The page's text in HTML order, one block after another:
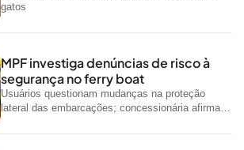
gatos
MPF investiga denúncias de risco à
segurança no ferry boat
Usuários questionam mudanças na proteção
lateral das embarcações; concessionária afirma